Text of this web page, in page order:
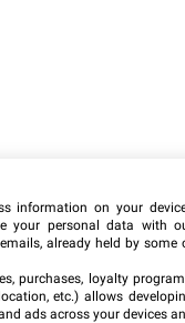
information on your
your personal data with
already held by some
purchases, loyalty
etc.) allows
ads across your devices